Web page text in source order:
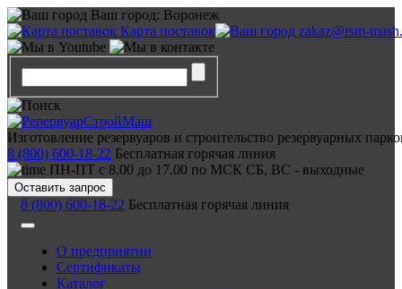
Ваш город: Воронеж
Карта поставок
zakaz@rsm-
Изготовление резервуаров и строительство резервуарных
8 (800) 600-18-22 Бесплатная горячая линия
ПН-ПТ с 8.00 до 17.00 по МСК СБ, ВС - выходные
Оставить запрос
8 (800) 600-18-22 Бесплатная горячая линия
О предприятии
Сертификаты
Каталог